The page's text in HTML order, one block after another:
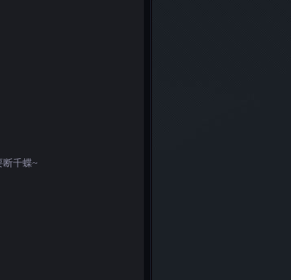
断千蝶~